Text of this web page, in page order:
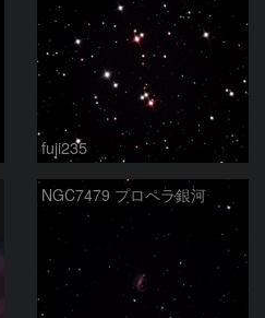
fuji235
NGC7479 プロペラ銀河